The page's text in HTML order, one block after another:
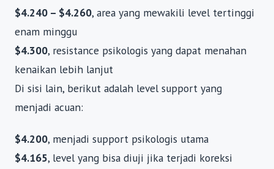
$4.240 – $4.260, area yang mewakili level tertinggi
enam minggu
$4.300, resistance psikologis yang dapat menahan
kenaikan lebih lanjut
Di sisi lain, berikut adalah level support yang
menjadi acuan:
$4.200, menjadi support psikologis utama
$4.165, level yang bisa diuji jika terjadi koreksi